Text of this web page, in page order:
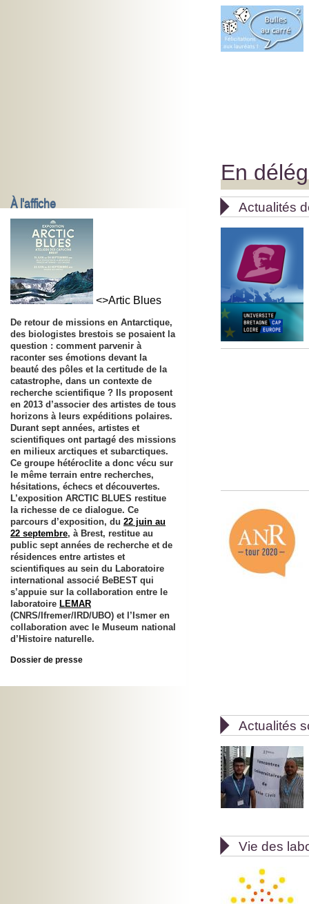
À l'affiche
<>Artic Blues
De retour de missions en Antarctique,
des biologistes brestois se posaient la
question : comment parvenir à
raconter ses émotions devant la
beauté des pôles et la certitude de la
catastrophe, dans un contexte de
recherche scientifique ? Ils proposent
en 2013 d’associer des artistes de tous
horizons à leurs expéditions polaires.
Durant sept années, artistes et
scientifiques ont partagé des missions
en milieux arctiques et subarctiques.
Ce groupe hétéroclite a donc vécu sur
le même terrain entre recherches,
hésitations, échecs et découvertes.
L’exposition ARCTIC BLUES restitue
la richesse de ce dialogue. Ce
parcours d’exposition, du 22 juin au
22 septembre, à Brest, restitue au
public sept années de recherche et de
résidences entre artistes et
scientifiques au sein du Laboratoire
international associé BeBEST qui
s’appuie sur la collaboration entre le
laboratoire LEMAR
(CNRS/Ifremer/IRD/UBO) et l’Ismer en
collaboration avec le Museum national
d’Histoire naturelle.
Dossier de presse
En
 Actualités
 Actualités
 Vie des